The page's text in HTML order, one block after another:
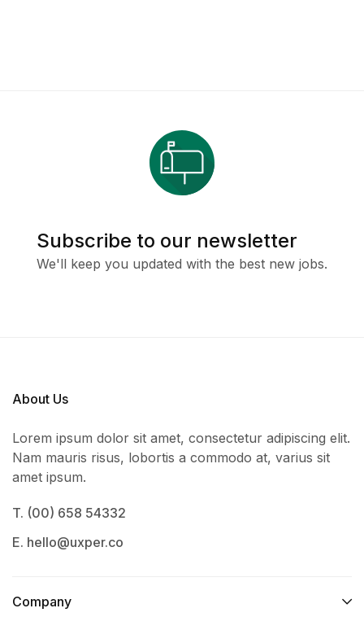
Subscribe to our newsletter
We'll keep you updated with the best new jobs.
About Us
Lorem ipsum dolor sit amet, consectetur adipiscing elit.
Nam mauris risus, lobortis a commodo at, varius sit
amet ipsum.
T. (00) 658 54332
E. hello@uxper.co
Company